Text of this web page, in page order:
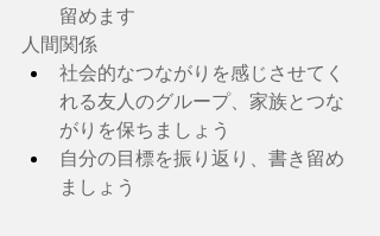
留めます
人間関係
社会的なつながりを感じさせてく
れる友人のグループ、家族とつな
がりを保ちましょう
自分の目標を振り返り、書き留め
ましょう